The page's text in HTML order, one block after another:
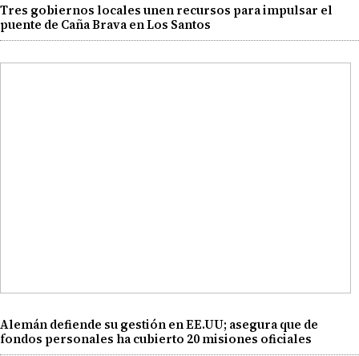
Tres gobiernos locales unen recursos para impulsar el
puente de Caña Brava en Los Santos
Alemán defiende su gestión en EE.UU; asegura que de
fondos personales ha cubierto 20 misiones oficiales